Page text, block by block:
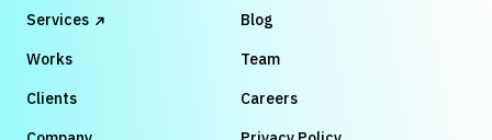
Services
Works
Clients
Blog
Team
Careers